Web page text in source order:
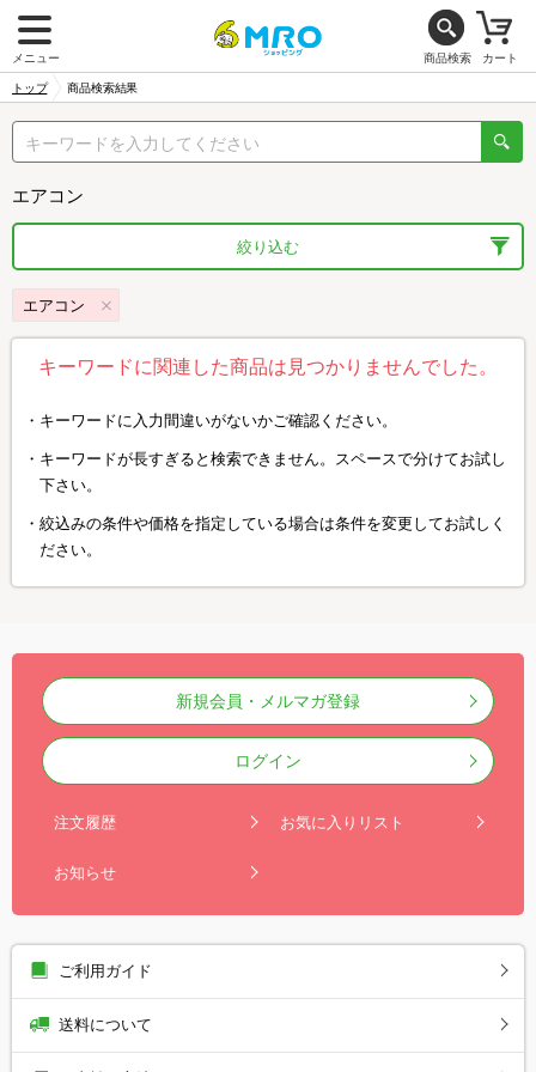
メニュー 商品検索 カート
トップ 商品検索結果
エアコン
絞り込む
エアコン
キーワードに関連した商品は見つかりませんでした。
キーワードに入力間違いがないかご確認ください。
キーワードが長すぎると検索できません。スペースで分けてお試し
下さい。
絞込みの条件や価格を指定している場合は条件を変更してお試しく
ださい。
新規会員・メルマガ登録
ログイン
注文履歴 お気に入りリスト
お知らせ
ご利用ガイド
送料について